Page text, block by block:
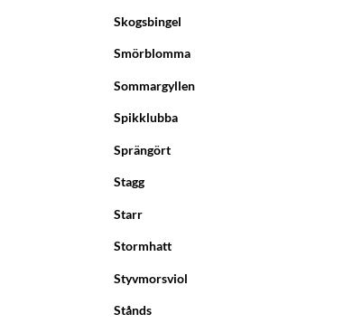
Skogsbingel
Smörblomma
Sommargyllen
Spikklubba
Sprängört
Stagg
Starr
Stormhatt
Styvmorsviol
Stånds